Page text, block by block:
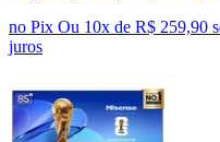
no Pix Ou 10x de R$ 259,90
juros